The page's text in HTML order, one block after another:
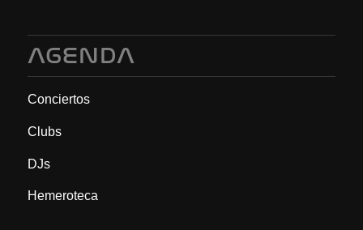
AGENDA
Conciertos
Clubs
DJs
Hemeroteca